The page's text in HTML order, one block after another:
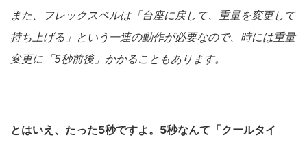
また、フレックスベルは「台座に戻して、重量を変更して
持ち上げる」という一連の動作が必要なので、時には重量
変更に「5秒前後」かかることもあります。
とはいえ、たった5秒ですよ。5秒なんて「クールタイ